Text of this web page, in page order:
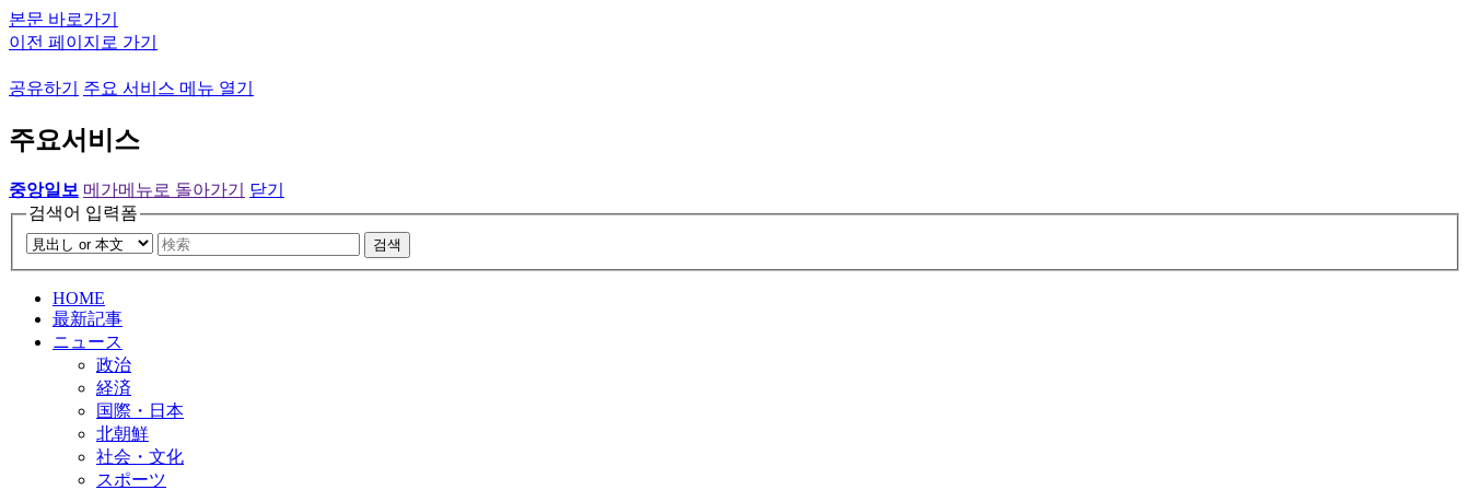
본문 바로가기
이전 페이지로 가기
공유하기 주요 서비스 메뉴 열기
주요서비스
중앙일보 메가메뉴로 돌아가기
닫기
검색어 입력폼
검색
HOME
最新記事
ニュース
政治
経済
国際・日本
北朝鮮
社会・文化
スポーツ